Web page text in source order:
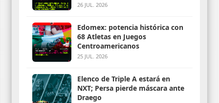
26 JUL. 2026
Edomex: potencia histórica con
68 Atletas en Juegos
Centroamericanos
25 JUL. 2026
Elenco de Triple A estará en
NXT; Persa pierde máscara ante
Draego